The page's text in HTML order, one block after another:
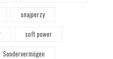
snajperzy
soft power
Sondervermögen